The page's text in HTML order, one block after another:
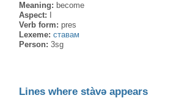
Meaning: become
Aspect:
Verb form:pres
Lexeme:ставам
Person:3sg
Lines where stàvə appears